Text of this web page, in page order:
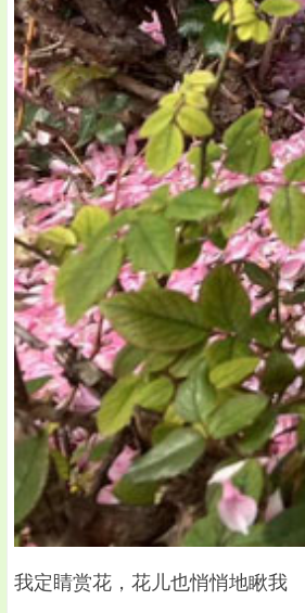
我定睛赏花，花儿也悄悄地瞅我